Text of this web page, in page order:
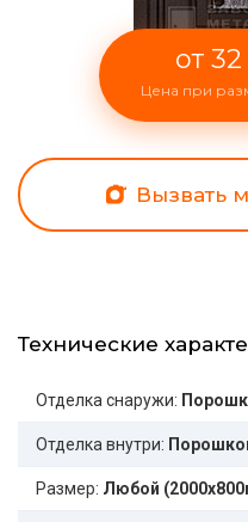
от
Цена при
Вызвать
Технические
Отделка снаружи:
Отделка внутри:
Размер: Любой